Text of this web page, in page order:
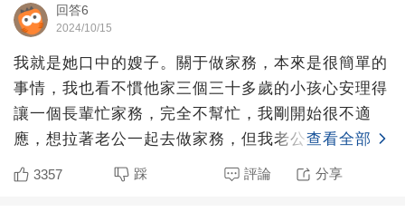
回答6
2024/10/15
我就是她口中的嫂子。關于做家務，本來是很簡單的
事情，我也看不慣他家三個三十多歲的小孩心安理得
讓一個長輩忙家務，完全不幫忙，我剛開始很不適
應，想拉著老公一起去做家務，但我老公不去做，那
我憑什麼一個人去做
查看全部
3357 踩 評論 分享